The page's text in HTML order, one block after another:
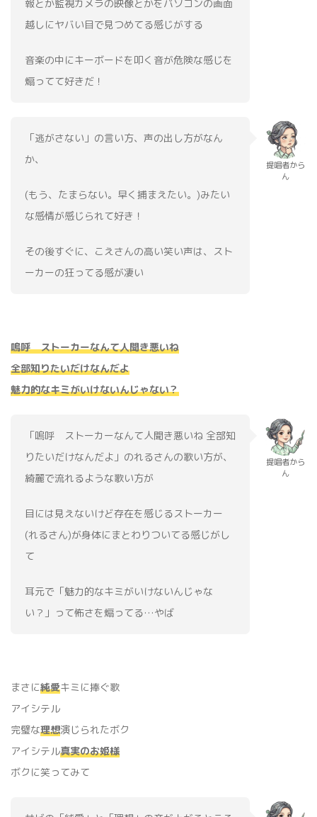
報とか監視カメラの映像とかをパソコンの画面
越しにヤバい目で見つめてる感じがする
音楽の中にキーボードを叩く音が危険な感じを
煽ってて好きだ！
「逃がさない」の言い方、声の出し方がなん
か、
(もう、たまらない。早く捕まえたい。)みたい
な感情が感じられて好き！
その後すぐに、こえさんの高い笑い声は、スト
ーカーの狂ってる感が凄い
提唱者から
ん
嗚呼 ストーカーなんて人聞き悪いね
全部知りたいだけなんだよ
魅力的なキミがいけないんじゃない？
「嗚呼 ストーカーなんて人聞き悪いね 全部知
りたいだけなんだよ」のれるさんの歌い方が、
綺麗で流れるような歌い方が
目には見えないけど存在を感じるストーカー
(れるさん)が身体にまとわりついてる感じがし
て
耳元で「魅力的なキミがいけないんじゃな
い？」って怖さを煽ってる…やば
提唱者から
ん
まさに純愛キミに捧ぐ歌
‬‪アイシテル
完璧な理想演じられたボク
アイシテル真実のお姫様
ボクに笑ってみて